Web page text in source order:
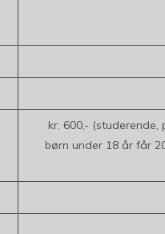
kr. 600,- (studerende,
børn under 18 år får